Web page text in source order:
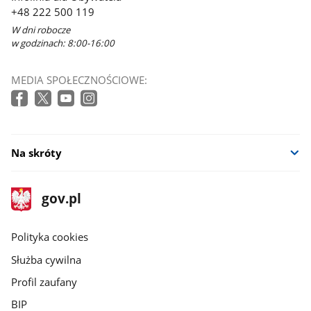
+48 222 500 119
W dni robocze
w godzinach: 8:00-16:00
MEDIA SPOŁECZNOŚCIOWE:
Na skróty
stopka
gov.pl
Strona
gov.pl
gov.pl
Polityka cookies
Służba cywilna
Profil zaufany
BIP